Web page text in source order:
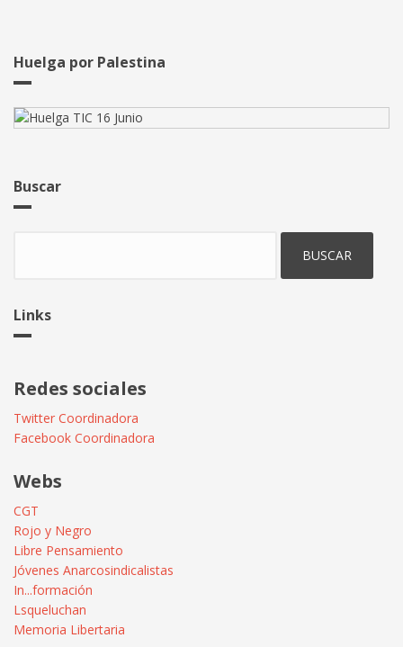
Huelga por Palestina
Buscar
Links
Redes sociales
Twitter Coordinadora
Facebook Coordinadora
Webs
CGT
Rojo y Negro
Libre Pensamiento
Jóvenes Anarcosindicalistas
In...formación
Lsqueluchan
Memoria Libertaria